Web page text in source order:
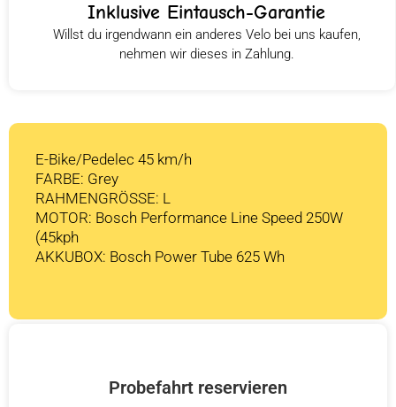
Inklusive Eintausch-Garantie
Willst du irgendwann ein anderes Velo bei uns kaufen,
nehmen wir dieses in Zahlung.
E-Bike/Pedelec 45 km/h
FARBE: Grey
RAHMENGRÖSSE: L
MOTOR: Bosch Performance Line Speed 250W
(45kph
AKKUBOX: Bosch Power Tube 625 Wh
Probefahrt reservieren